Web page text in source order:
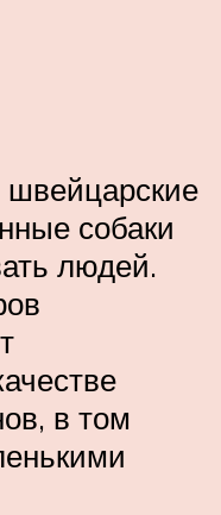
швейцарские
собаки
людей.
в том